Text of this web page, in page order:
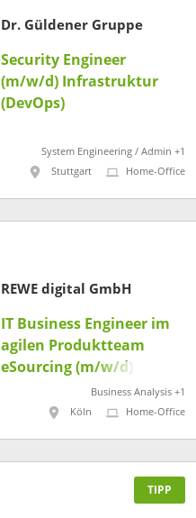
Dr. Güldener Gruppe
Security Engineer
(m/w/d) Infrastruktur
(DevOps)
System Engineering / Admin +1
Stuttgart
Home-Office
REWE digital GmbH
IT Business Engineer im
agilen Produktteam
eSourcing (m/w/d)
Business Analysis +1
Köln
Home-Office
TIPP